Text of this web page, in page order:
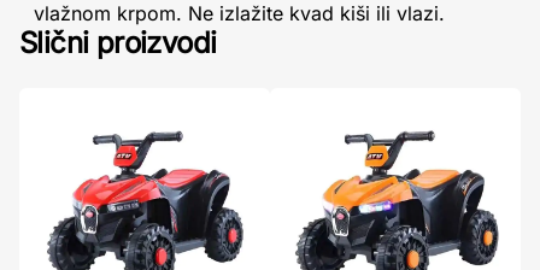
vlažnom krpom. Ne izlažite kvad kiši ili vlazi.
Slični proizvodi